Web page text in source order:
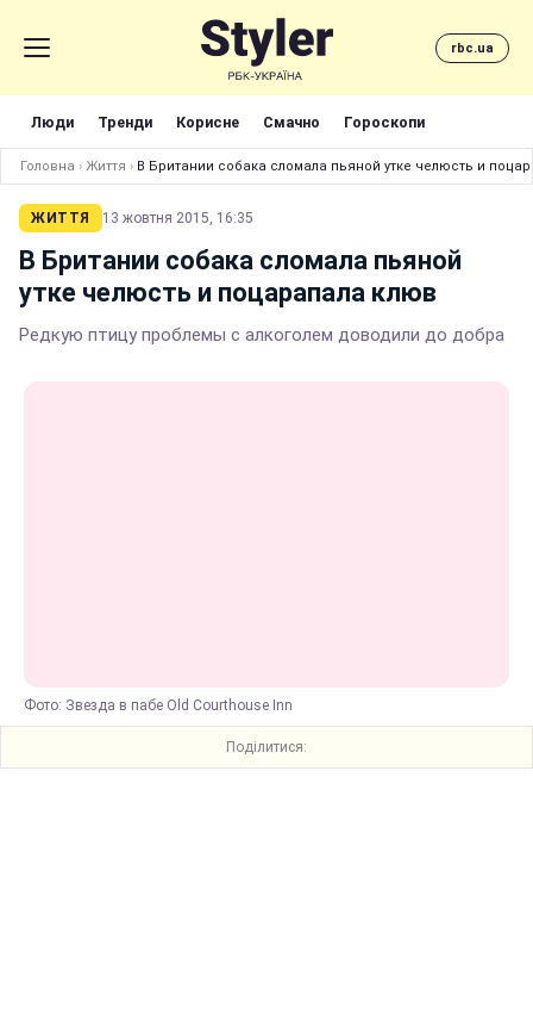
rbc.ua
Люди Тренди Корисне Смачно Гороскопи
Головна › Життя › В Британии собака сломала пьяной утке челюсть и
ЖИТТЯ 13 жовтня 2015, 16:35
В Британии собака сломала пьяной
утке челюсть и поцарапала клюв
Редкую птицу проблемы с алкоголем доводили до добра
Фото: Звезда в пабе Old Courthouse Inn
Поділитися: